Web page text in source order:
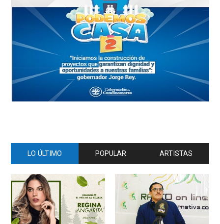
LO ÚLTIMO POPULAR ARTISTAS